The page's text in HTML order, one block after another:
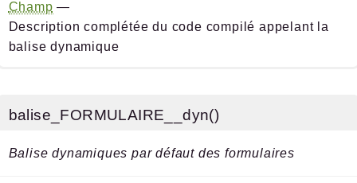
Champ —
Description complétée du code compilé appelant la
balise dynamique
balise_FORMULAIRE__dyn()
Balise dynamiques par défaut des formulaires